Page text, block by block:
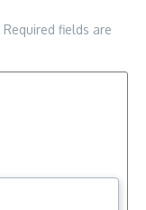
Required fields are